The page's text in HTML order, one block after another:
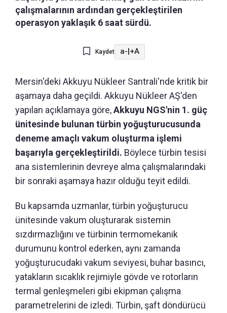
çalışmalarının ardından gerçekleştirilen
operasyon yaklaşık 6 saat sürdü.
Kaydet a-|+A
Mersin'deki Akkuyu Nükleer Santrali'nde kritik bir
aşamaya daha geçildi. Akkuyu Nükleer AŞ'den
yapılan açıklamaya göre,Akkuyu NGS'nin 1. güç
ünitesinde bulunan türbin yoğuşturucusunda
deneme amaçlı vakum oluşturma işlemi
başarıyla gerçekleştirildi. Böylece türbin tesisi
ana sistemlerinin devreye alma çalışmalarındaki
bir sonraki aşamaya hazır olduğu teyit edildi.
Bu kapsamda uzmanlar, türbin yoğuşturucu
ünitesinde vakum oluşturarak sistemin
sızdırmazlığını ve türbinin termomekanik
durumunu kontrol ederken, aynı zamanda
yoğuşturucudaki vakum seviyesi, buhar basıncı,
yatakların sıcaklık rejimiyle gövde ve rotorların
termal genleşmeleri gibi ekipman çalışma
parametrelerini de izledi. Türbin, şaft döndürücü